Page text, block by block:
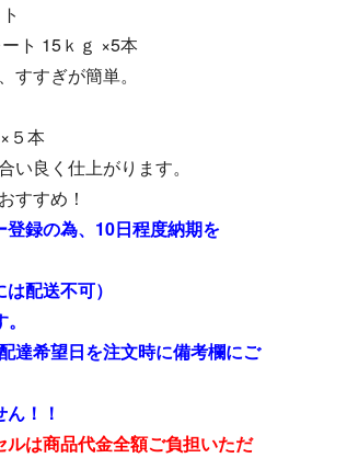
ト 15ｋｇ ×5本
すすぎが簡単。
５本
い良く仕上がります。
すすめ！
録の為、10日程度納期を
配送不可）
達希望日を注文時に備考欄にご
！！
は商品代金全額ご負担いただ